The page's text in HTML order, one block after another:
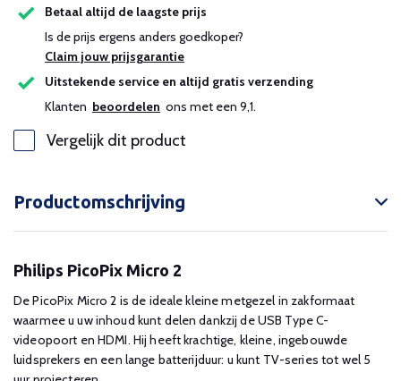
Betaal altijd de laagste prijs
Is de prijs ergens anders goedkoper?
Claim jouw prijsgarantie
Uitstekende service en altijd gratis verzending
Klanten beoordelen ons met een 9,1.
Vergelijk dit product
Productomschrijving
Philips PicoPix Micro 2
De PicoPix Micro 2 is de ideale kleine metgezel in zakformaat
waarmee u uw inhoud kunt delen dankzij de USB Type C-
videopoort en HDMI. Hij heeft krachtige, kleine, ingebouwde
luidsprekers en een lange batterijduur: u kunt TV-series tot wel 5